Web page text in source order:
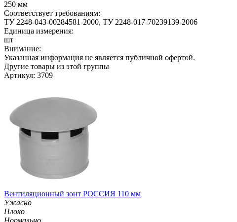
250 мм
Соответствует требованиям:
ТУ 2248-043-00284581-2000, ТУ 2248-017-70239139-2006
Единица измерения:
шт
Внимание:
Указанная информация не является публичной офертой.
Другие товары из этой группы
Артикул: 3709
Вентиляционный зонт РОССИЯ 110 мм
Ужасно
Плохо
Нормально